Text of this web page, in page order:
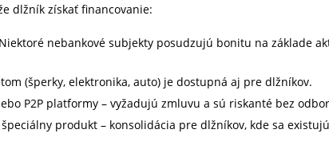
dlžník získať financovanie:
nebankové subjekty posudzujú bonitu na základe
(šperky, elektronika, auto) je dostupná aj pre dlžníkov.
P2P platformy – vyžadujú zmluvu a sú riskanté bez
produkt – konsolidácia pre dlžníkov, kde sa